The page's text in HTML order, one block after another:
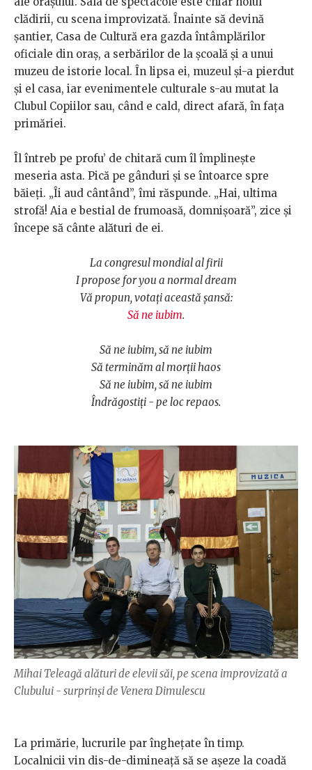
clădirii, cu scena improvizată. Înainte să devină
șantier, Casa de Cultură era gazda întâmplărilor
oficiale din oraș, a serbărilor de la școală și a unui
muzeu de istorie local. În lipsa ei, muzeul și-a pierdut
și el casa, iar evenimentele culturale s-au mutat la
Clubul Copiilor sau, când e cald, direct afară, în fața
primăriei.
Îl întreb pe profu’ de chitară cum îl împlinește
meseria asta. Pică pe gânduri și se întoarce spre
băieți. „Îi aud cântând”, îmi răspunde. „Hai, ultima
strofă! Aia e bestial de frumoasă, domnișoară”, zice și
începe să cânte alături de ei.
La congresul mondial al firii
I propose for you a normal dream
Vă propun, votaţi această şansă:
Să ne iubim.
Să ne iubim, să ne iubim
Să terminăm al morţii haos
Să ne iubim, să ne iubim
Îndrăgostiţi - pe loc repaos.
Mihai Teleagă alături de elevii săi, pe scena improvizată a
Clubului - surprinși de Venera Dimulescu
La primărie, lucrurile par înghețate în timp.
Localnicii vin dis-de-dimineață să se așeze la coadă